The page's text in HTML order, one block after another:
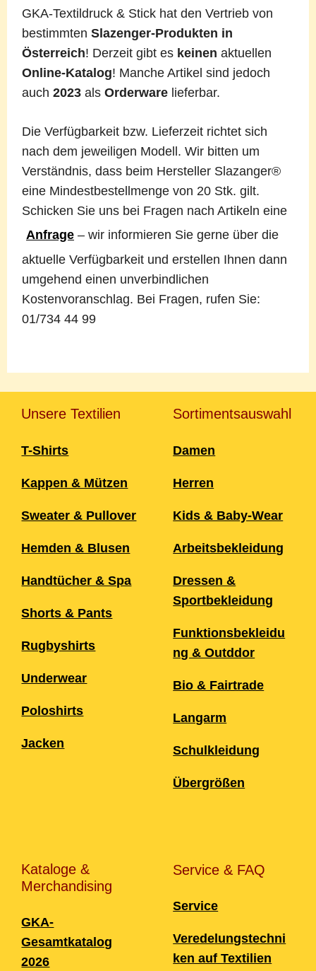
GKA-Textildruck & Stick hat den Vertrieb von
bestimmten Slazenger-Produkten in
Österreich! Derzeit gibt es keinen aktuellen
Online-Katalog! Manche Artikel sind jedoch
auch 2023als Orderwarelieferbar.
Die Verfügbarkeit bzw. Lieferzeit richtet sich
nach dem jeweiligen Modell. Wir bitten um
Verständnis, dass beim Hersteller Slazanger®
eine Mindestbestellmenge von 20 Stk. gilt.
Schicken Sie uns bei Fragen nach Artikeln eine
Anfrage – wir informieren Sie gerne über die
aktuelle Verfügbarkeit und erstellen Ihnen dann
umgehend einen unverbindlichen
Kostenvoranschlag. Bei Fragen, rufen Sie:
01/734 44 99
Unsere Textilien
T-Shirts
Kappen & Mützen
Sweater & Pullover
Hemden & Blusen
Handtücher & Spa
Shorts & Pants
Rugbyshirts
Underwear
Poloshirts
Jacken
Sortimentsauswahl
Damen
Herren
Kids & Baby-Wear
Arbeitsbekleidung
Dressen &
Sportbekleidung
Funktionsbekleidu
ng & Outddor
Bio & Fairtrade
Langarm
Schulkleidung
Übergrößen
Kataloge &
Merchandising
GKA-
Gesamtkatalog
2026
Service & FAQ
Service
Veredelungstechni
ken auf Textilien